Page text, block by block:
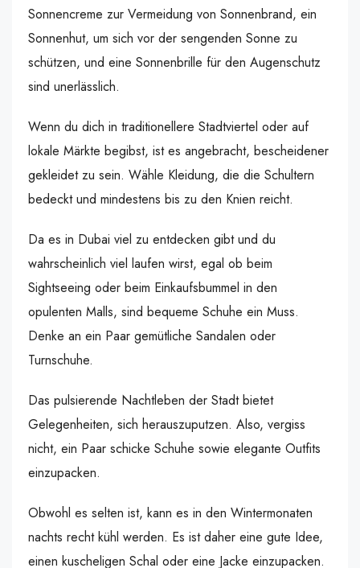
Sonnencreme zur Vermeidung von Sonnenbrand, ein
Sonnenhut, um sich vor der sengenden Sonne zu
schützen, und eine Sonnenbrille für den Augenschutz
sind unerlässlich.
Wenn du dich in traditionellere Stadtviertel oder auf
lokale Märkte begibst, ist es angebracht, bescheidener
gekleidet zu sein. Wähle Kleidung, die die Schultern
bedeckt und mindestens bis zu den Knien reicht.
Da es in Dubai viel zu entdecken gibt und du
wahrscheinlich viel laufen wirst, egal ob beim
Sightseeing oder beim Einkaufsbummel in den
opulenten Malls, sind bequeme Schuhe ein Muss.
Denke an ein Paar gemütliche Sandalen oder
Turnschuhe.
Das pulsierende Nachtleben der Stadt bietet
Gelegenheiten, sich herauszuputzen. Also, vergiss
nicht, ein Paar schicke Schuhe sowie elegante Outfits
einzupacken.
Obwohl es selten ist, kann es in den Wintermonaten
nachts recht kühl werden. Es ist daher eine gute Idee,
einen kuscheligen Schal oder eine Jacke einzupacken.